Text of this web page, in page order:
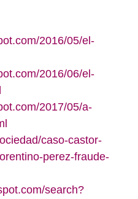
2016/05/el-
2016/06/el-
2017/05/a-
caso-castor-
perez-fraude-
search?